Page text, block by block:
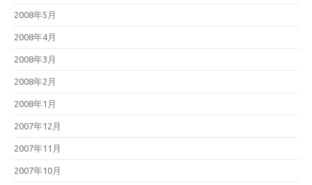
2008年5月
2008年4月
2008年3月
2008年2月
2008年1月
2007年12月
2007年11月
2007年10月